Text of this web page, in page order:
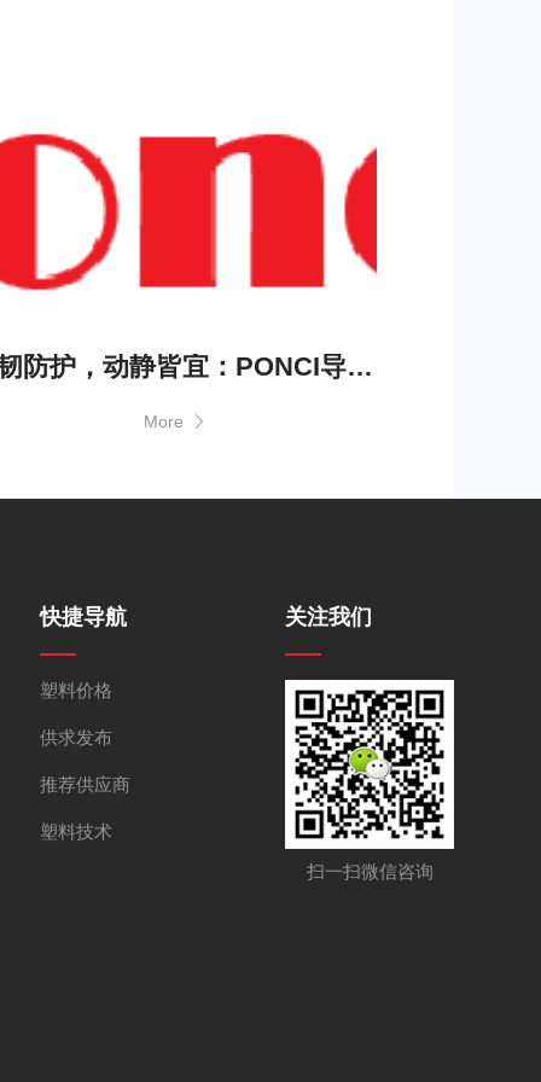
柔韧防护，动静皆宜：PONCI导电TPU材料，为动态应用提供全方位静电防护解决方案
More
快捷导航
塑料价格
供求发布
推荐供应商
塑料技术
关注我们
扫一扫微信咨询